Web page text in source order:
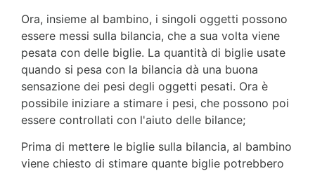
Ora, insieme al bambino, i singoli oggetti possono
essere messi sulla bilancia, che a sua volta viene
pesata con delle biglie. La quantità di biglie usate
quando si pesa con la bilancia dà una buona
sensazione dei pesi degli oggetti pesati. Ora è
possibile iniziare a stimare i pesi, che possono poi
essere controllati con l'aiuto delle bilance;
Prima di mettere le biglie sulla bilancia, al bambino
viene chiesto di stimare quante biglie potrebbero